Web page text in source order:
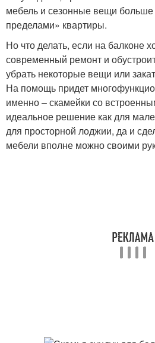
мебель и сезонные вещи больше
пределами» квартиры.
Но что делать, если на балконе
современный ремонт и
убрать некоторые вещи или
На помощь придет
именно – скамейки со
идеальное решение как для
для просторной лоджии, да и
мебели вполне можно своими